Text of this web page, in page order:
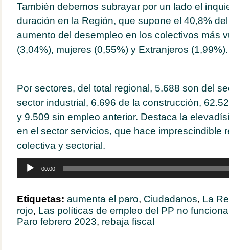
También debemos subrayar por un lado el
duración en la Región, que supone el 40,8%
aumento del desempleo en los colectivos más
(3,04%), mujeres (0,55%) y Extranjeros (1,99%).
Por sectores, del total regional, 5.688 son del
sector industrial, 6.696 de la construcción,
y 9.509 sin empleo anterior. Destaca la
en el sector servicios, que hace imprescindible
colectiva y sectorial.
audio
00:00
Etiquetas: aumenta el paro, Ciudadanos, La
rojo, Las políticas de empleo del PP no
Paro febrero 2023, rebaja fiscal